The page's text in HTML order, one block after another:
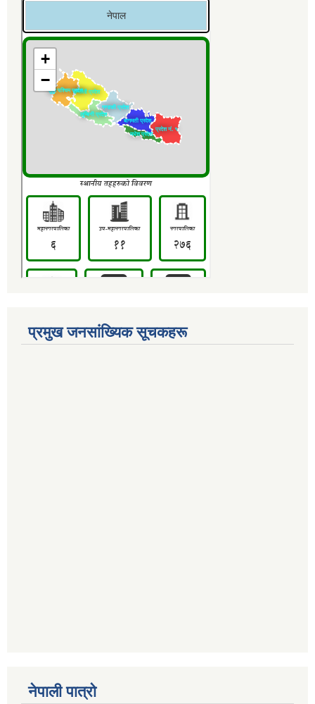
प्रमुख जनसांख्यिक सूचकहरू
नेपाली पात्रो